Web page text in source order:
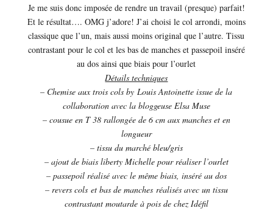
Je me suis donc imposée de rendre un travail (presque) parfait!
Et le résultat…. OMG j’adore! J’ai choisi le col arrondi, moins
classique que l’un, mais aussi moins original que l’autre. Tissu
contrastant pour le col et les bas de manches et passepoil inséré
au dos ainsi que biais pour l’ourlet
Détails techniques
– Chemise aux trois cols by Louis Antoinette issue de la
collaboration avec la bloggeuse Elsa Muse
– cousue en T 38 rallongée de 6 cm aux manches et en
longueur
– tissu du marché bleu/gris
– ajout de biais liberty Michelle pour réaliser l’ourlet
– passepoil réalisé avec le même biais, inséré au dos
– revers cols et bas de manches réalisés avec un tissu
contrastant moutarde à pois de chez Idéfil